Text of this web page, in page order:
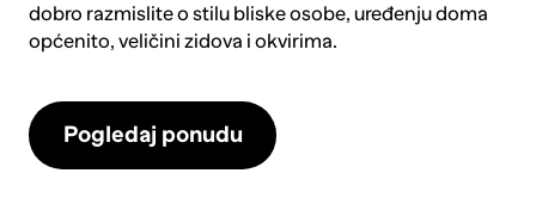
dobro razmislite o stilu bliske osobe, uređenju doma
općenito, veličini zidova i okvirima.
Pogledaj ponudu